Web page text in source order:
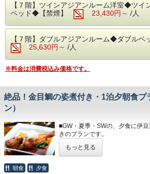
※満車の場合は、ホテルよりご
インパーキングをお客様ご自身
■駐車場はホームページの「アク
い。
◆その他の税
入湯税150円、宿泊税200円が別
＊体験型の浜焼きやピザ、カニ
＊内容・品数は時期によって異
・夕食 17:30～21:00（最終入場
◆大浴場
なること間違いなしです。
◆エステ・岩盤浴・貸切露天風呂
事前予約制です。
詳細については＜0557-82-8111
い。
お誕生日、結婚記念日、長寿な
海を目の前に、一生の思い出と
＊ご予約後、詳細につきまして
ようお願い申し上げます。＜
お部屋から見る景色は「感動」間
＊３歳未満のお子様がいらっし
ください。
＊３名様以上のご宿泊は、ご就
◆お食事
レストランは、和・洋を中心と
ます。
【７階】ツインアジアンルーム洋室◆ツイ
ベッド◆【禁煙】
23,430円～ /人
【７階】ダブルアジアンルーム◆ダブル
25,630円～ /人
※料金は消費税込み価格です。
絶品！金目鯛の姿煮付き・1泊夕朝食プ
ン）
■GW・夏季・SWの、夕食に伊
きのプランです。
伊豆・熱海といえば金目鯛！
柔らかく旨味の詰まった身に深
もっと見る
朝食 夕食